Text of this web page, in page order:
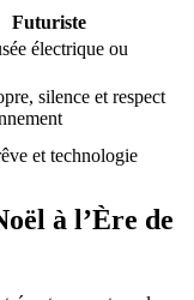
Futuriste
électrique ou
silence et respect
et technologie
à l’Ère de